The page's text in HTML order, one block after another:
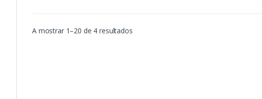
A mostrar 1–20 de 4 resultados